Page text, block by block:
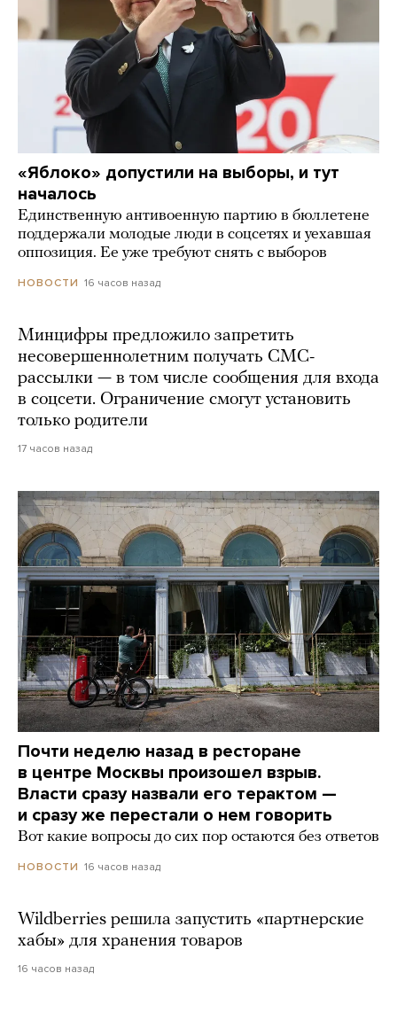
«Яблоко» допустили на выборы, и тут
началось
Единственную антивоенную партию в бюллетене
поддержали молодые люди в соцсетях и уехавшая
оппозиция. Ее уже требуют снять с выборов
НОВОСТИ 16 часов назад
Минцифры предложило запретить
несовершеннолетним получать СМС-
рассылки — в том числе сообщения для входа
в соцсети. Ограничение смогут установить
только родители
17 часов назад
Почти неделю назад в ресторане
в центре Москвы произошел взрыв.
Власти сразу назвали его терактом —
и сразу же перестали о нем говорить
Вот какие вопросы до сих пор остаются без ответов
НОВОСТИ 16 часов назад
Wildberries решила запустить «партнерские
хабы» для хранения товаров
16 часов назад